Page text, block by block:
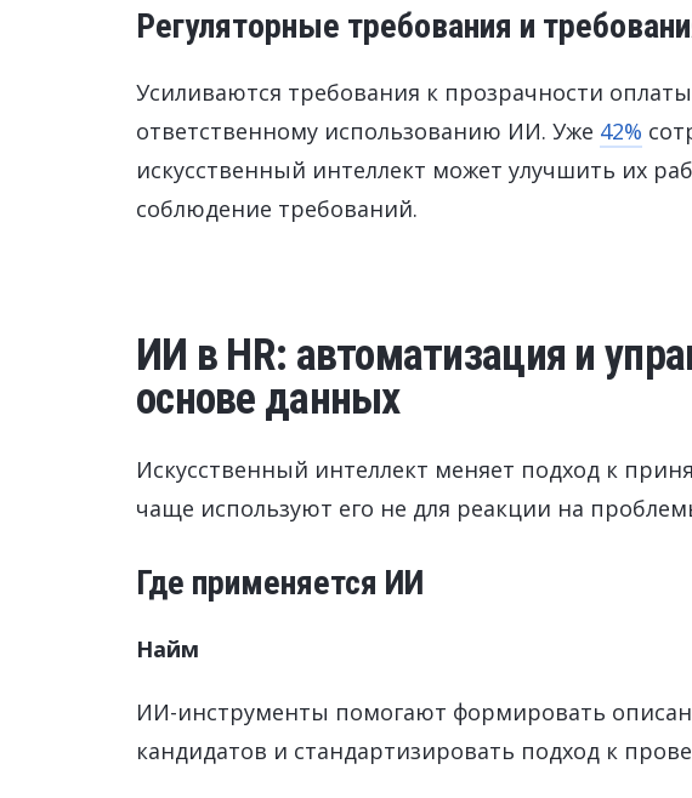
Регуляторные требования и
Усиливаются требования к прозрачности
ответственному использованию ИИ. Уже 42%
искусственный интеллект может улучшить их
соблюдение требований.
ИИ в HR: автоматизация и
основе данных
Искусственный интеллект меняет подход к
чаще используют его не для реакции на
Где применяется ИИ
Найм
ИИ-инструменты помогают формировать
кандидатов и стандартизировать подход к